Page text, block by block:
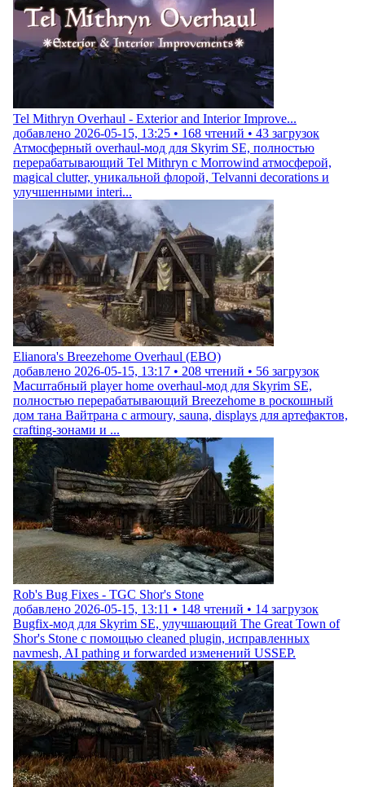
Tel Mithryn Overhaul - Exterior and Interior Improve...
добавлено 2026-05-15, 13:25 • 168 чтений • 43 загрузок
Атмосферный overhaul-мод для Skyrim SE, полностью
перерабатывающий Tel Mithryn с Morrowind атмосферой,
magical clutter, уникальной флорой, Telvanni decorations и
улучшенными interi...
Elianora's Breezehome Overhaul (EBO)
добавлено 2026-05-15, 13:17 • 208 чтений • 56 загрузок
Масштабный player home overhaul-мод для Skyrim SE,
полностью перерабатывающий Breezehome в роскошный
дом тана Вайтрана с armoury, sauna, displays для артефактов,
crafting-зонами и ...
Rob's Bug Fixes - TGC Shor's Stone
добавлено 2026-05-15, 13:11 • 148 чтений • 14 загрузок
Bugfix-мод для Skyrim SE, улучшающий The Great Town of
Shor's Stone с помощью cleaned plugin, исправленных
navmesh, AI pathing и forwarded изменений USSEP.